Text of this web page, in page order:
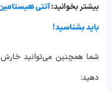
بیشتر بخوانید:
باید بشناسید!
شما همچنین می‌توانید خارش
دهید: